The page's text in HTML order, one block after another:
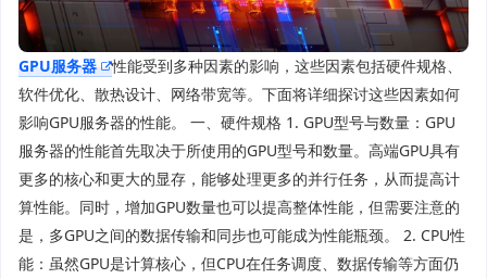
GPU服务器
性能受到多种因素的影响，这些因素包括硬件规格、
软件优化、散热设计、网络带宽等。下面将详细探讨这些因素如何
影响GPU服务器的性能。 一、硬件规格 1. GPU型号与数量：GPU
服务器的性能首先取决于所使用的GPU型号和数量。高端GPU具有
更多的核心和更大的显存，能够处理更多的并行任务，从而提高计
算性能。同时，增加GPU数量也可以提高整体性能，但需要注意的
是，多GPU之间的数据传输和同步也可能成为性能瓶颈。 2. CPU性
能：虽然GPU是计算核心，但CPU在任务调度、数据传输等方面仍